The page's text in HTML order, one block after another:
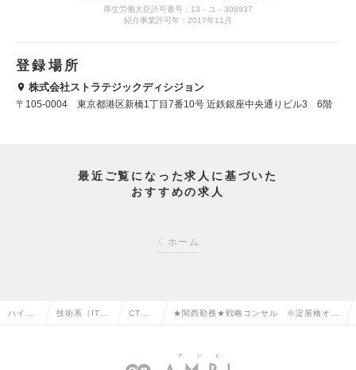
厚生労働大臣許可番号：13－ユ－308937
紹介事業許可年：2017年11月
登録場所
株式会社ストラテジックディシジョン
〒105-0004 東京都港区新橋1丁目7番10号 近鉄銀座中央通りビル3 6階
最近ご覧になった求人に基づいた
おすすめの求人
ホーム
ハイク 技術系（IT・ CT
Oの転
★関西勤務★戦略コンサル ※淀屋橋オフ
ートワーク可能の求人情報